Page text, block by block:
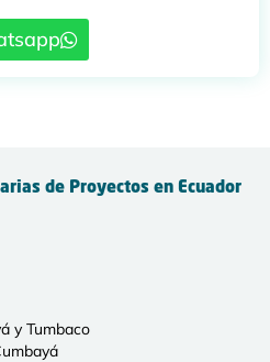
de Proyectos en Ecuador
y Tumbaco